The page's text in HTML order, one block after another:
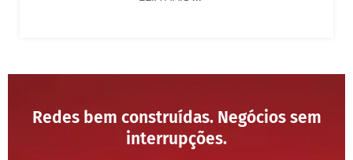
Redes bem construídas. Negócios sem
interrupções.